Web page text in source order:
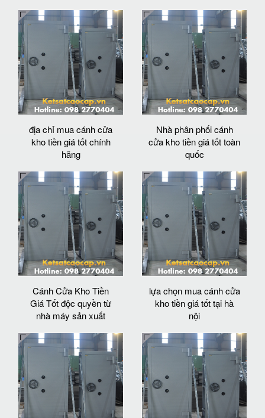
địa chỉ mua cánh cửa
kho tiền giá tốt chính
hãng
Nhà phân phối cánh
cửa kho tiền giá tốt toàn
quốc
Cánh Cửa Kho Tiền
Giá Tốt độc quyền từ
nhà máy sản xuất
lựa chọn mua cánh cửa
kho tiền giá tốt tại hà
nội